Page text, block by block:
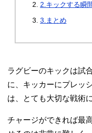
2.キックする瞬
3.まとめ
ラグビーのキックは試
に、キッカーにプレッ
は、とても大切な戦術
チャージができれば最